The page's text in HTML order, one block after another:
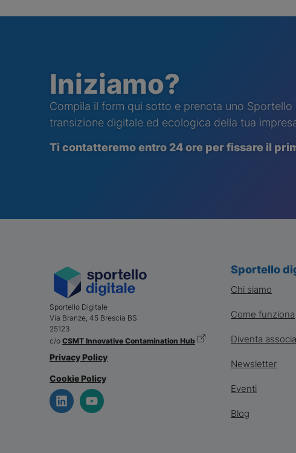
Iniziamo?
Compila il form qui sotto e prenota uno
transizione digitale ed ecologica della tua
Ti contatteremoentro 24 ore per fissare il
Sportello Digitale
Via Branze, 45 Brescia BS
25123
c/o CSMT Innovative Contamination Hub
Privacy Policy
Cookie Policy
Sportello
Chi siamo
Come funziona
Diventa
Newsletter
Eventi
Blog